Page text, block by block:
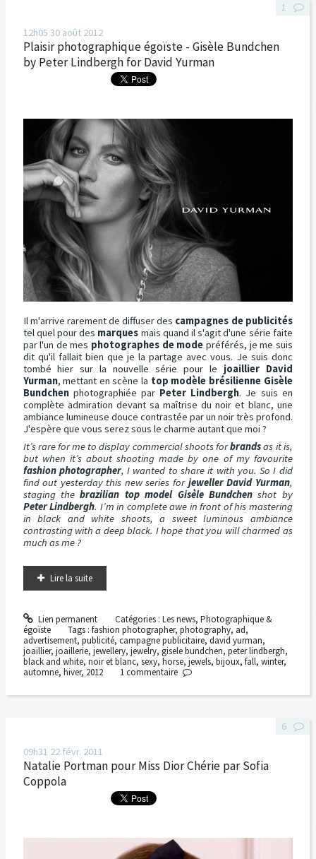
12h05 30 août 2012
Plaisir photographique égoïste - Gisèle Bundchen
by Peter Lindbergh for David Yurman
Il m'arrive rarement de diffuser des campagnes de publicités
tel quel pour des marques mais quand il s'agit d'une série faite
par l'un de mes photographes de mode préférés, je me suis
dit qu'il fallait bien que je la partage avec vous. Je suis donc
tombé hier sur la nouvelle série pour le joaillier David
Yurman, mettant en scène la top modèle brésilienne Gisèle
Bundchenphotographiée par Peter Lindbergh. Je suis en
complète admiration devant sa maîtrise du noir et blanc, une
ambiance lumineuse douce contrastée par un noir très profond.
J'espère que vous serez sous le charme autant que moi ?
It’s rare for me to display commercial shoots forbrandsas it is,
but when it’s about shooting made by one of my favourite
fashion photographer, I wanted to share it with you. So I did
find out yesterday this new series for jeweller David Yurman,
staging thebrazilian top model Gisèle Bundchenshot by
Peter Lindbergh. I’m in complete awe in front of his mastering
in black and white shoots, a sweet luminous ambiance
contrasting with a deep black. I hope that you will charmed as
much as me ?
Lire la suite
Lien permanent Catégories : Les news, Photographique &
égoïste
Tags :fashion photographer,photography, ad,
advertisement, publicité, campagne publicitaire, david yurman,
joaillier, joaillerie, jewellery, jewelry, gisele bundchen, peter lindbergh,
black and white, noir et blanc, sexy, horse, jewels, bijoux, fall, winter,
automne, hiver, 2012
1
1commentaire
09h31 22 févr. 2011
Natalie Portman pour Miss Dior Chérie par Sofia
Coppola
6